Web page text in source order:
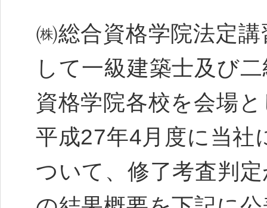
㈱総合資格学院法定
して一級建築士及び
資格学院各校を会場
平成27年4月度に当社
ついて、修了考査判